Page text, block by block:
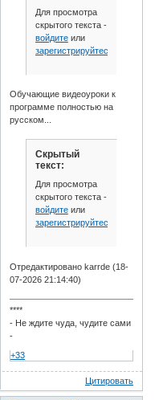
Для просмотра
скрытого текста -
войдитеили
зарегистрируйтесь
Обучающие видеоуроки к
программе полностью на
русском...
Скрытый
текст:
Для просмотра
скрытого текста -
войдитеили
зарегистрируйтесь
Отредактировано karrde (18-
07-2026 21:14:40)
****
- Не ждите чуда, чудите сами
-
+33
Цитировать